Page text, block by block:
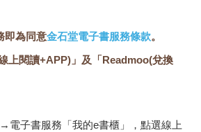
即為同意金石堂電子書服務條款。
上閱讀+APP)」及「Readmoo(兌換
電子書服務「我的e書櫃」，點選線上